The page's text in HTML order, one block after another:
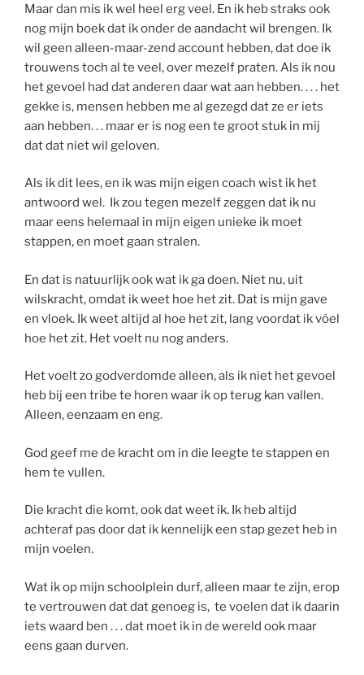
Maar dan mis ik wel heel erg veel. En ik heb straks ook
nog mijn boek dat ik onder de aandacht wil brengen. Ik
wil geen alleen-maar-zend account hebben, dat doe ik
trouwens toch al te veel, over mezelf praten. Als ik nou
het gevoel had dat anderen daar wat aan hebben. . . . het
gekke is, mensen hebben me al gezegd dat ze er iets
aan hebben. . . maar er is nog een te groot stuk in mij
dat dat niet wil geloven.
Als ik dit lees, en ik was mijn eigen coach wist ik het
antwoord wel. Ik zou tegen mezelf zeggen dat ik nu
maar eens helemaal in mijn eigen unieke ik moet
stappen, en moet gaan stralen.
En dat is natuurlijk ook wat ik ga doen. Niet nu, uit
wilskracht, omdat ik weet hoe het zit. Dat is mijn gave
en vloek. Ik weet altijd al hoe het zit, lang voordat ik vóel
hoe het zit. Het voelt nu nog anders.
Het voelt zo godverdomde alleen, als ik niet het gevoel
heb bij een tribe te horen waar ik op terug kan vallen.
Alleen, eenzaam en eng.
God geef me de kracht om in die leegte te stappen en
hem te vullen.
Die kracht die komt, ook dat weet ik. Ik heb altijd
achteraf pas door dat ik kennelijk een stap gezet heb in
mijn voelen.
Wat ik op mijn schoolplein durf, alleen maar te zijn, erop
te vertrouwen dat dat genoeg is, te voelen dat ik daarin
iets waard ben . . . dat moet ik in de wereld ook maar
eens gaan durven.